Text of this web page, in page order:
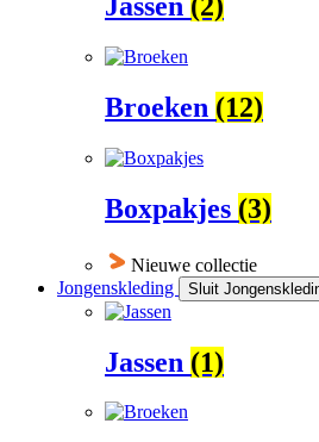
Broeken (12)
Boxpakjes (3)
Nieuwe collectie
Jongenskleding
Sluit
Jassen (1)